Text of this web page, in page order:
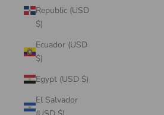
Republic (USD
$)
Ecuador (USD
$)
Egypt (USD $)
El Salvador